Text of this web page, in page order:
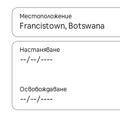
Местоположение
Когато резултатите се
Настаняване
Освобождаване